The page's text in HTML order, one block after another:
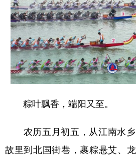
辽宁 吉林
浙江 安徽
山东 河南
广东 广西
四川 贵州
粽叶飘香，端阳又至。
农历五月初五，从江南水乡
故里到北国街巷，裹粽悬艾、